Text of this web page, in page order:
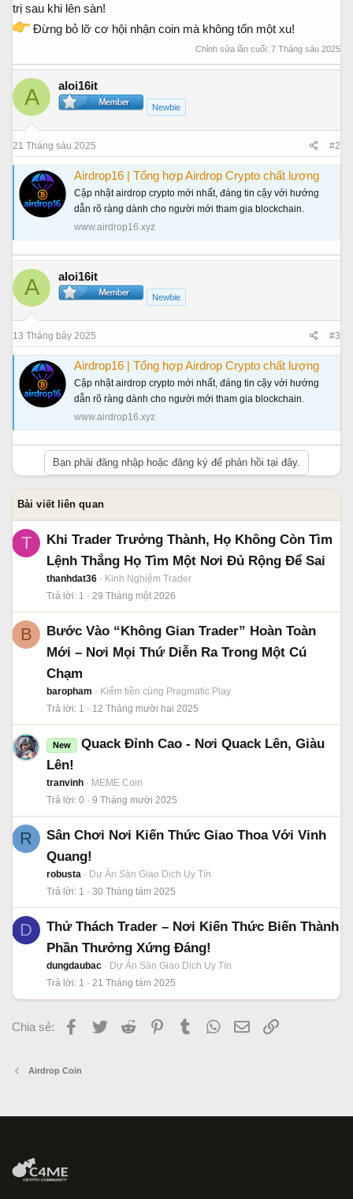
trị sau khi lên sàn!
Đừng bỏ lỡ cơ hội nhận coin mà không tốn một xu!
Chỉnh sửa lần cuối: 7 Tháng sáu 2025
A aloi16it
Newbie
21 Tháng sáu 2025 #2
Airdrop16 | Tổng hợp Airdrop Crypto chất lượng
Cập nhật airdrop crypto mới nhất, đáng tin cậy với hướng
dẫn rõ ràng dành cho người mới tham gia blockchain.
www.airdrop16.xyz
A aloi16it
Newbie
13 Tháng bảy 2025 #3
Airdrop16 | Tổng hợp Airdrop Crypto chất lượng
Cập nhật airdrop crypto mới nhất, đáng tin cậy với hướng
dẫn rõ ràng dành cho người mới tham gia blockchain.
www.airdrop16.xyz
Bạn phải đăng nhập hoặc đăng ký để phản hồi tại đây.
Bài viết liên quan
T
Khi Trader Trưởng Thành, Họ Không Còn Tìm
Lệnh Thắng Họ Tìm Một Nơi Đủ Rộng Để Sai
thanhdat36
Kinh Nghiệm Trader
Trả lời 1 29 Tháng một 2026
B
Bước Vào “Không Gian Trader” Hoàn Toàn
Mới – Nơi Mọi Thứ Diễn Ra Trong Một Cú
Chạm
baropham
Kiếm tiền cùng Pragmatic Play
Trả lời 1 12 Tháng mười hai 2025
New
Quack Đỉnh Cao - Nơi Quack Lên, Giàu
Lên!
tranvinh
MEME Coin
Trả lời 0 9 Tháng mười 2025
R
Sân Chơi Nơi Kiến Thức Giao Thoa Với Vinh
Quang!
robusta
Dự Án Sàn Giao Dịch Uy Tín
Trả lời 1 30 Tháng tám 2025
D
Thử Thách Trader – Nơi Kiến Thức Biến Thành
Phần Thưởng Xứng Đáng!
dungdaubac
Dự Án Sàn Giao Dịch Uy Tín
Trả lời 1 21 Tháng tám 2025
Chia sẻ: Facebook
Twitter Reddit PinterestTumblr WhatsApp
Email
Airdrop Coin